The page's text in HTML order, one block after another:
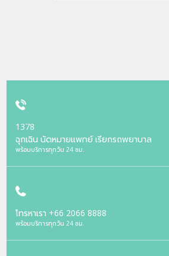
1378
ฉุกเฉิน นัดหมายแพทย์ เรียกรถพยาบาล
พร้อมบริการทุกวัน 24 ชม.
โทรหาเรา +66 2066 8888
พร้อมบริการทุกวัน 24 ชม.